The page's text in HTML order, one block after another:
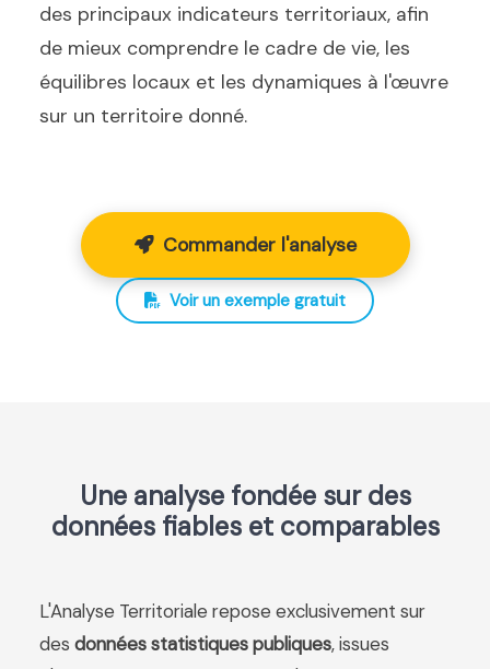
des principaux indicateurs territoriaux, afin
de mieux comprendre le cadre de vie, les
équilibres locaux et les dynamiques à l'œuvre
sur un territoire donné.
Commander l'analyse
Voir un exemple gratuit
Une analyse fondée sur des
données fiables et comparables
L'Analyse Territoriale repose exclusivement sur
des données statistiques publiques, issues